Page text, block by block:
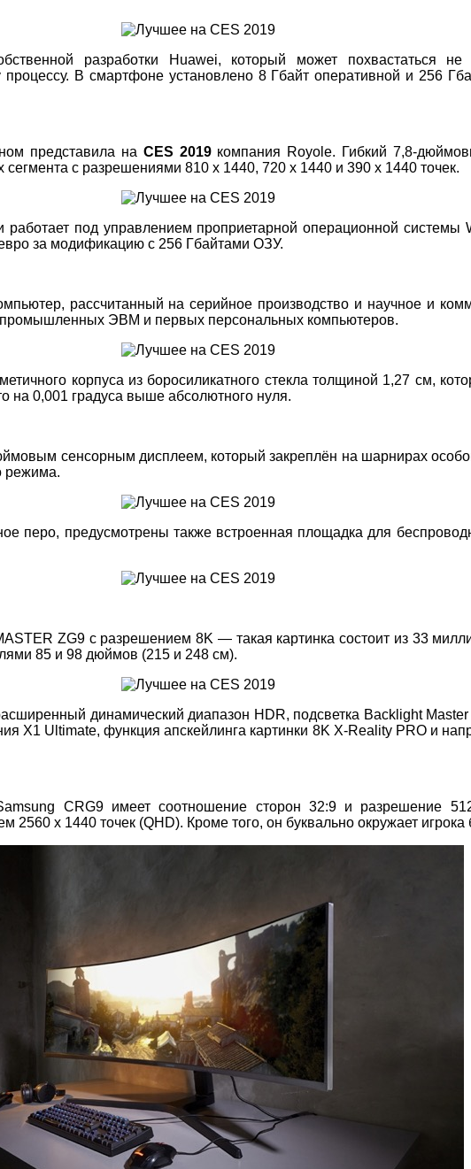
разработки Huawei, который может похвастаться не
В смартфоне установлено 8 Гбайт оперативной и 256
представила на CES 2019компания Royole. Гибкий 7,8-
с разрешениями 810 х 1440, 720 х 1440 и 390 х 1440 точек.
под управлением проприетарной операционной системы
за модификацию с 256 Гбайтами ОЗУ.
рассчитанный на серийное производство и научное и
ЭВМ и первых персональных компьютеров.
корпуса из боросиликатного стекла толщиной 1,27 см,
на 0,001 градуса выше абсолютного нуля.
сенсорным дисплеем, который закреплён на шарнирах
режима.
перо, предусмотрены также встроенная площадка для
ZG9 с разрешением 8K — такая картинка состоит из 33
85 и 98 дюймов (215 и 248 см).
динамический диапазон HDR, подсветка Backlight
X1 Ultimate, функция апскейлинга картинки 8K X-Reality PRO и
CRG9 имеет соотношение сторон 32:9 и разрешение
х 1440 точек (QHD). Кроме того, он буквально окружает